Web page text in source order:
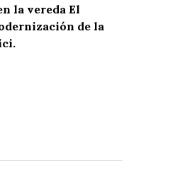
la vereda El
de la